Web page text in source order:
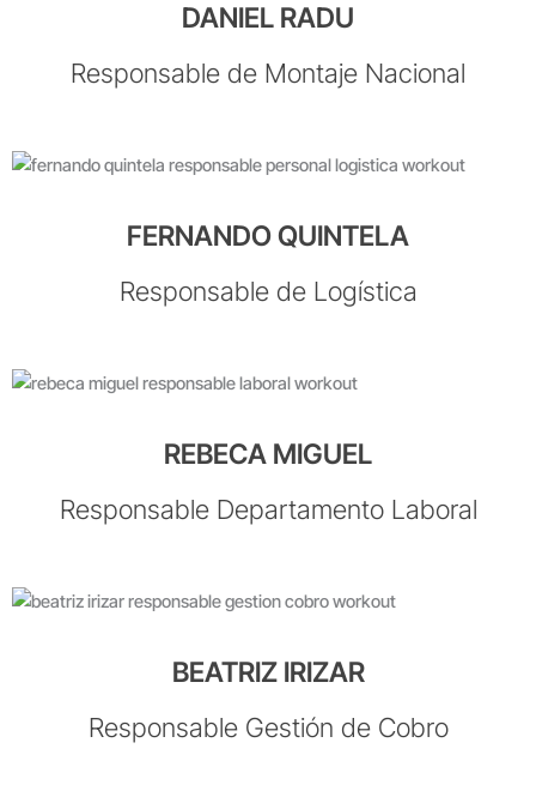
DANIEL RADU
Responsable de Montaje Nacional
FERNANDO QUINTELA
Responsable de Logística
REBECA MIGUEL
Responsable Departamento Laboral
BEATRIZ IRIZAR
Responsable Gestión de Cobro